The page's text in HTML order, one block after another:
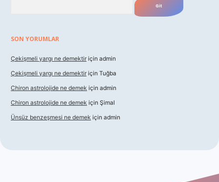
SON YORUMLAR
Çekişmeli yargı ne demektir için admin
Çekişmeli yargı ne demektir için Tuğba
Chiron astrolojide ne demek için admin
Chiron astrolojide ne demek için Şimal
Ünsüz benzeşmesi ne demek için admin